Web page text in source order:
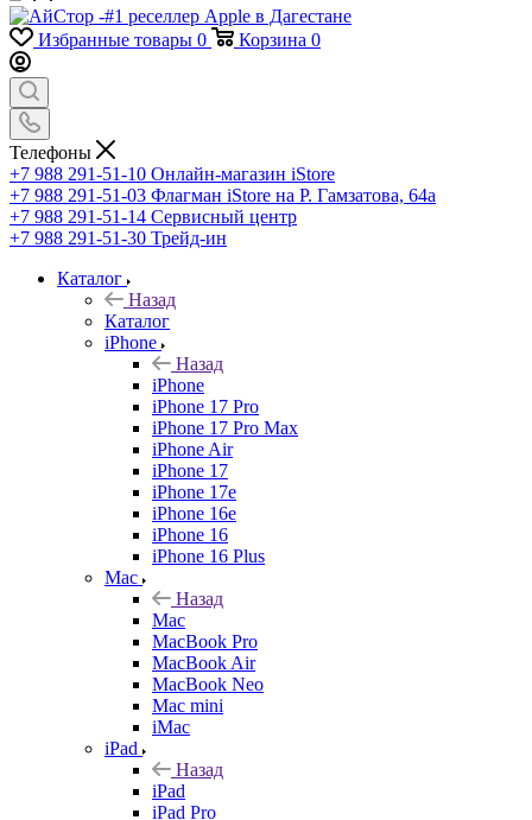
Избранные товары 0 Корзина 0
Телефоны
+7 988 291-51-10 Онлайн-магазин iStore
+7 988 291-51-03 Флагман iStore на Р. Гамзатова, 64а
+7 988 291-51-14 Сервисный центр
+7 988 291-51-30 Трейд-ин
Каталог
Назад
Каталог
iPhone
Назад
iPhone
iPhone 17 Pro
iPhone 17 Pro Max
iPhone Air
iPhone 17
iPhone 17e
iPhone 16e
iPhone 16
iPhone 16 Plus
Mac
Назад
Mac
MacBook Pro
MacBook Air
MacBook Neo
Mac mini
iMac
iPad
Назад
iPad
iPad Pro